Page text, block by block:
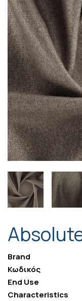
Brand
Κωδικός
End Use
Characteristics